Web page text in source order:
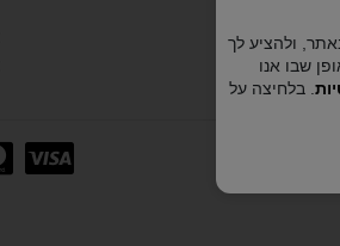
ולהציע לך
שבו אנו
. בלחיצה על